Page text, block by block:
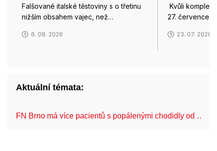
Falšované italské těstoviny s o třetinu
nižším obsahem vajec, než…
6. 08. 2026
Kvůli
27. července
23. 07. 2026
Aktuální témata:
FN Brno má více pacientů s popálenými chodidly od …